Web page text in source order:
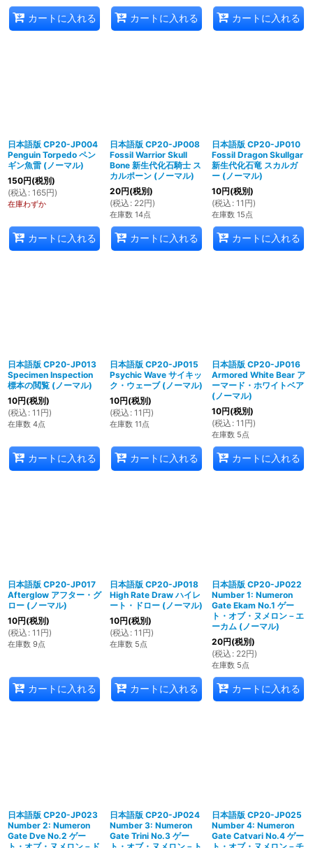
カートに入れる カートに入れる カートに入れる
日本語版 CP20-JP004
Penguin Torpedo ペン
ギン魚雷 (ノーマル)
150円(税別)
(税込 : 165円)
在庫わずか
カートに入れる
日本語版 CP20-JP008
Fossil Warrior Skull
Bone 新生代化石騎士 ス
カルポーン (ノーマル)
20円(税別)
(税込 : 22円)
在庫数 14点
カートに入れる
日本語版 CP20-JP010
Fossil Dragon Skullgar
新生代化石竜 スカルガ
ー (ノーマル)
10円(税別)
(税込 : 11 円)
在庫数 15点
カートに入れる
日本語版 CP20-JP013
Specimen Inspection
標本の閲覧 (ノーマル)
10円(税別)
(税込 : 11 円)
在庫数 4点
カートに入れる
日本語版 CP20-JP015
Psychic Wave サイキッ
ク・ウェーブ (ノーマル)
10円(税別)
(税込 : 11 円)
在庫数 11点
カートに入れる
日本語版 CP20-JP016
Armored White Bear ア
ーマード・ホワイトベア
(ノーマル)
10円(税別)
(税込 : 11 円)
在庫数 5点
カートに入れる
日本語版 CP20-JP017
Afterglow アフター・グ
ロー (ノーマル)
10円(税別)
(税込 : 11 円)
在庫数 9点
カートに入れる
日本語版 CP20-JP018
High Rate Draw ハイレ
ート・ドロー (ノーマル)
10円(税別)
(税込 : 11 円)
在庫数 5点
カートに入れる
日本語版 CP20-JP022
Number 1: Numeron
Gate Ekam No.1 ゲー
ト・オブ・ヌメロン－エ
ーカム (ノーマル)
20円(税別)
(税込 : 22円)
在庫数 5点
カートに入れる
日本語版 CP20-JP023
Number 2: Numeron
Gate Dve No.2 ゲー
日本語版 CP20-JP024
Number 3: Numeron
Gate Trini No.3 ゲー
日本語版 CP20-JP025
Number 4: Numeron
Gate Catvari No.4 ゲー